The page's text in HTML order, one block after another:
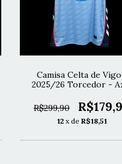
Camisa Celta de
2025/26 Torcedor -
R$299,90
12 x de R$18,51